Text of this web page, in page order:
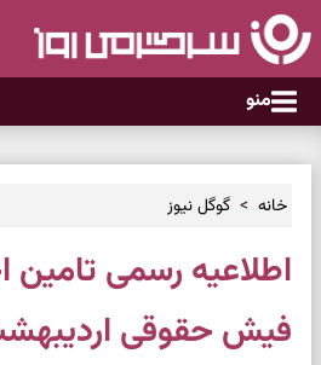
منو
خانه گوگل نیوز
اطلاعیه رسمی تامین
فیش حقوقی